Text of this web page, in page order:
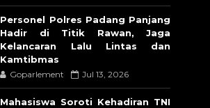
Personel Polres Padang Panjang
Hadir di Titik Rawan, Jaga
Kelancaran Lalu Lintas dan
Kamtibmas
Goparlement Jul 13, 2026
Mahasiswa Soroti Kehadiran TNI